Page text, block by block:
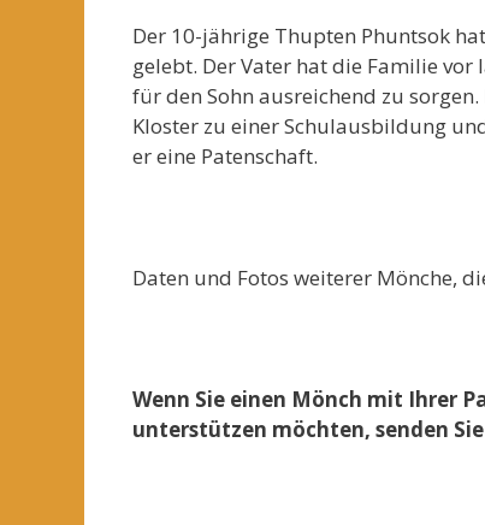
Der 10-jährige Thupten Phuntsok
gelebt. Der Vater hat die Familie
für den Sohn ausreichend zu
Kloster zu einer Schulausbildung
er eine Patenschaft.
Daten und Fotos weiterer Mönche,
Wenn Sie einen Mönch mit Ihrer
unterstützen möchten, senden